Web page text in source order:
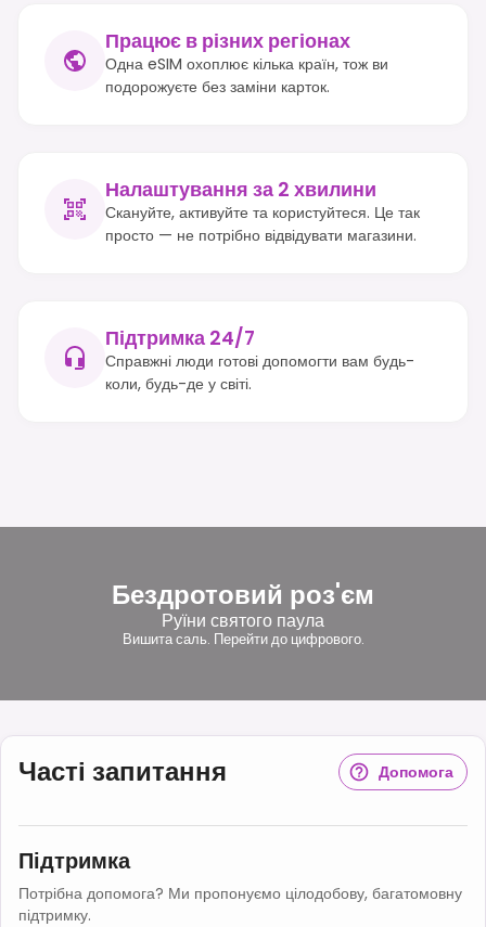
Працює в різних регіонах
Одна eSIM охоплює кілька країн, тож ви
подорожуєте без заміни карток.
Налаштування за 2 хвилини
Скануйте, активуйте та користуйтеся. Це так
просто — не потрібно відвідувати магазини.
Підтримка 24/7
Справжні люди готові допомогти вам будь-
коли, будь-де у світі.
Бездротовий роз'єм
Руїни святого паула
Вишита саль. Перейти до цифрового.
Часті запитання Допомога
Підтримка
Потрібна допомога? Ми пропонуємо цілодобову, багатомовну
підтримку.